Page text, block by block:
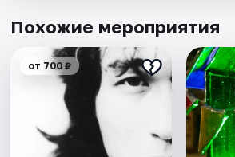
Похожие мероприятия
от 700 ₽